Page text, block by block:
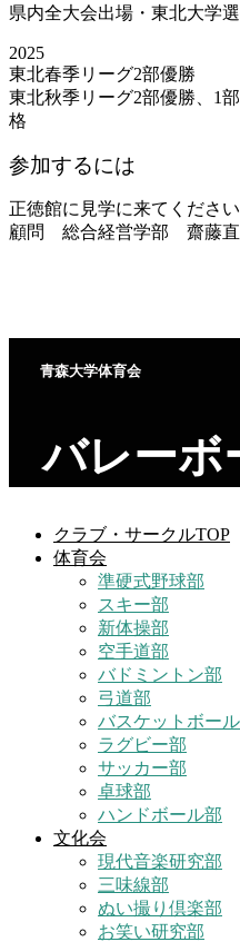
県内全大会出場・東北大学
2025
東北春季リーグ2部優勝
東北秋季リーグ2部優勝、1
格
参加するには
正徳館に見学に来てください
顧問 総合経営学部 齋藤直
青森大学体育会
バレーボ
クラブ・サークルTOP
体育会
準硬式野球部
スキー部
新体操部
空手道部
バドミントン部
弓道部
バスケットボー
ラグビー部
サッカー部
卓球部
ハンドボール部
文化会
現代音楽研究部
三味線部
ぬい撮り倶楽部
お笑い研究部